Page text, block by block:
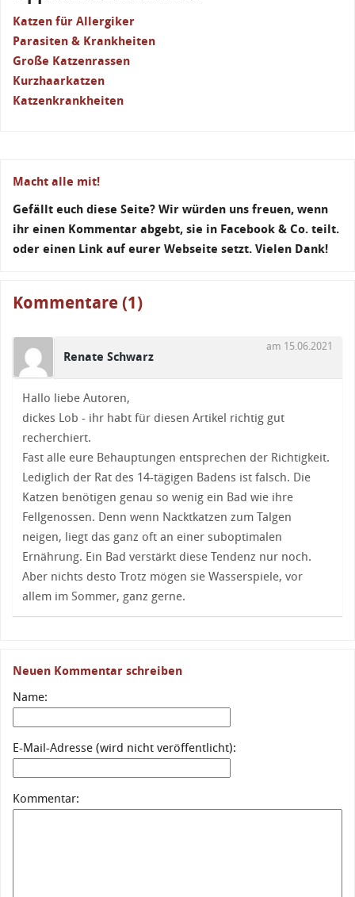
Katzen für Allergiker
Parasiten & Krankheiten
Große Katzenrassen
Kurzhaarkatzen
Katzenkrankheiten
Macht alle mit!
Gefällt euch diese Seite? Wir würden uns freuen, wenn
ihr einen Kommentar abgebt, sie in Facebook & Co. teilt.
oder einen Link auf eurer Webseite setzt. Vielen Dank!
Kommentare (1)
Renate Schwarz
am 15.06.2021
Hallo liebe Autoren,
dickes Lob - ihr habt für diesen Artikel richtig gut
recherchiert.
Fast alle eure Behauptungen entsprechen der Richtigkeit.
Lediglich der Rat des 14-tägigen Badens ist falsch. Die
Katzen benötigen genau so wenig ein Bad wie ihre
Fellgenossen. Denn wenn Nacktkatzen zum Talgen
neigen, liegt das ganz oft an einer suboptimalen
Ernährung. Ein Bad verstärkt diese Tendenz nur noch.
Aber nichts desto Trotz mögen sie Wasserspiele, vor
allem im Sommer, ganz gerne.
Neuen Kommentar schreiben
Name:
E-Mail-Adresse (wird nicht veröffentlicht):
Kommentar: